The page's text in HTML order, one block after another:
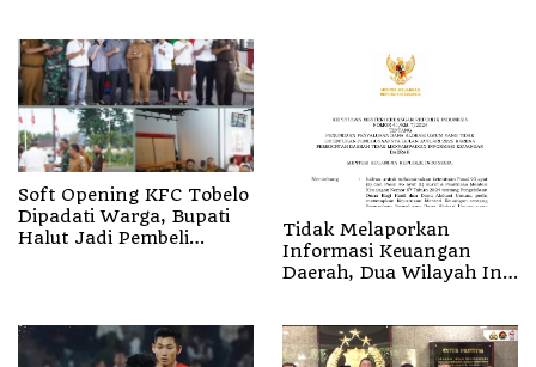
Soft Opening KFC Tobelo
Dipadati Warga, Bupati
Halut Jadi Pembeli
Tidak Melaporkan
Informasi Keuangan
Daerah, Dua Wilayah Ini